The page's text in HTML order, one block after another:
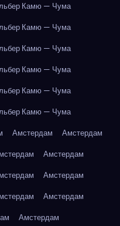
Камю — Чума
Камю — Чума
Камю — Чума
Камю — Чума
Камю — Чума
Камю — Чума
Амстердам
Амстердам
Амстердам
Амстердам
Амстердам
Амстердам